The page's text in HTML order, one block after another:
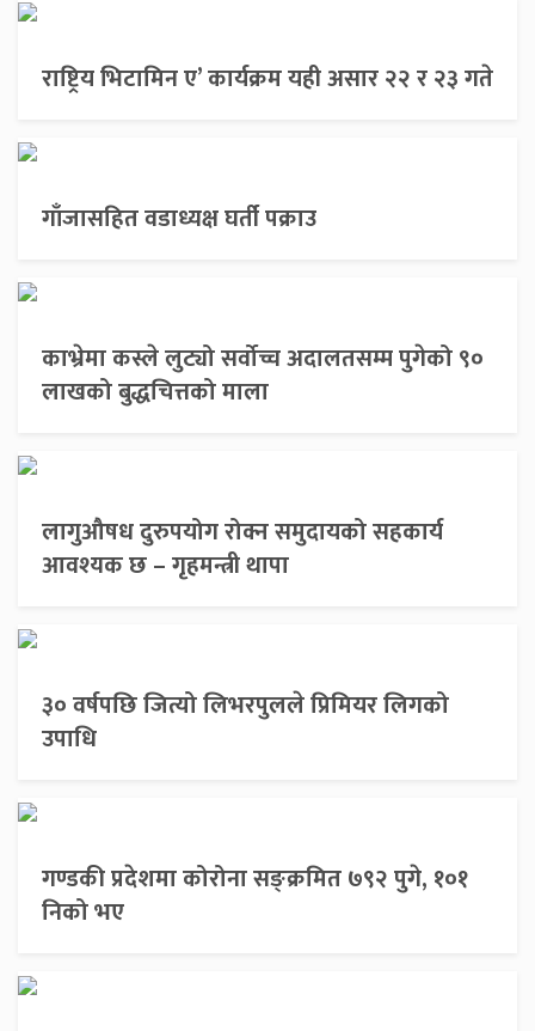
राष्ट्रिय भिटामिन ए’ कार्यक्रम यही असार २२ र २३ गते
गाँजासहित वडाध्यक्ष घर्ती पक्राउ
काभ्रेमा कस्ले लुट्यो सर्वोच्च अदालतसम्म पुगेको ९०
लाखको बुद्धचित्तको माला
लागुऔषध दुरुपयोग रोक्न समुदायको सहकार्य
आवश्यक छ – गृहमन्त्री थापा
३० वर्षपछि जित्यो लिभरपुलले प्रिमियर लिगको
उपाधि
गण्डकी प्रदेशमा कोरोना सङ्क्रमित ७९२ पुगे, १०१
निको भए